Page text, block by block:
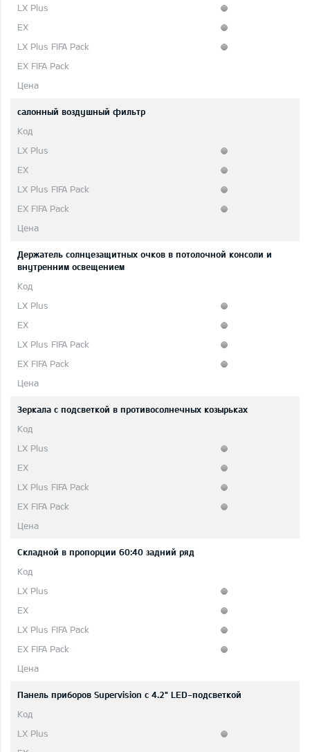
салонный воздушный фильтр
Держатель солнцезащитных очков в потолочной консоли и
внутренним освещением
Зеркала с подсветкой в противосолнечных козырьках
Складной в пропорции 60:40 задний ряд
Панель приборов Supervision c 4.2" LED-подсветкой